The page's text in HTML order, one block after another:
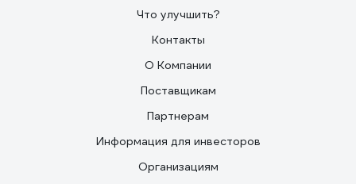
Что улучшить?
Контакты
О Компании
Поставщикам
Партнерам
Информация для инвесторов
Организациям